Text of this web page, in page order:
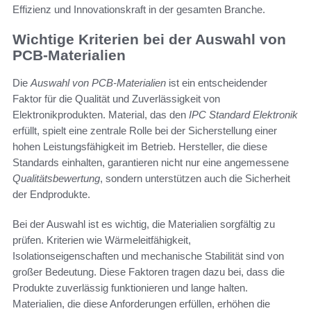
Effizienz und Innovationskraft in der gesamten Branche.
Wichtige Kriterien bei der Auswahl von
PCB-Materialien
Die Auswahl von PCB-Materialien ist ein entscheidender
Faktor für die Qualität und Zuverlässigkeit von
Elektronikprodukten. Material, das den IPC Standard Elektronik
erfüllt, spielt eine zentrale Rolle bei der Sicherstellung einer
hohen Leistungsfähigkeit im Betrieb. Hersteller, die diese
Standards einhalten, garantieren nicht nur eine angemessene
Qualitätsbewertung, sondern unterstützen auch die Sicherheit
der Endprodukte.
Bei der Auswahl ist es wichtig, die Materialien sorgfältig zu
prüfen. Kriterien wie Wärmeleitfähigkeit,
Isolationseigenschaften und mechanische Stabilität sind von
großer Bedeutung. Diese Faktoren tragen dazu bei, dass die
Produkte zuverlässig funktionieren und lange halten.
Materialien, die diese Anforderungen erfüllen, erhöhen die